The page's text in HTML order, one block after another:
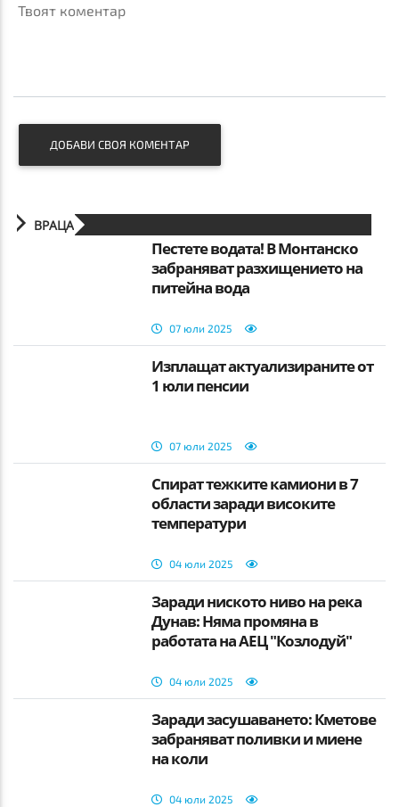
Твоят коментар
ДОБАВИ СВОЯ КОМЕНТАР
ВРАЦА
Пестете водата! В Монтанско
забраняват разхищението на
питейна вода
07 юли 2025
Изплащат актуализираните от
1 юли пенсии
07 юли 2025
Спират тежките камиони в 7
области заради високите
температури
04 юли 2025
Заради ниското ниво на река
Дунав: Няма промяна в
работата на АЕЦ "Козлодуй"
04 юли 2025
Заради засушаването: Кметове
забраняват поливки и миене
на коли
04 юли 2025